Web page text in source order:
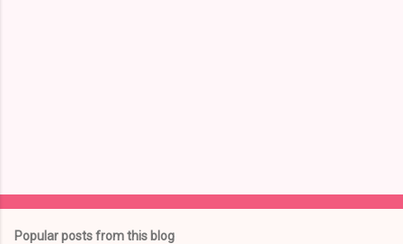
Popular posts from this blog